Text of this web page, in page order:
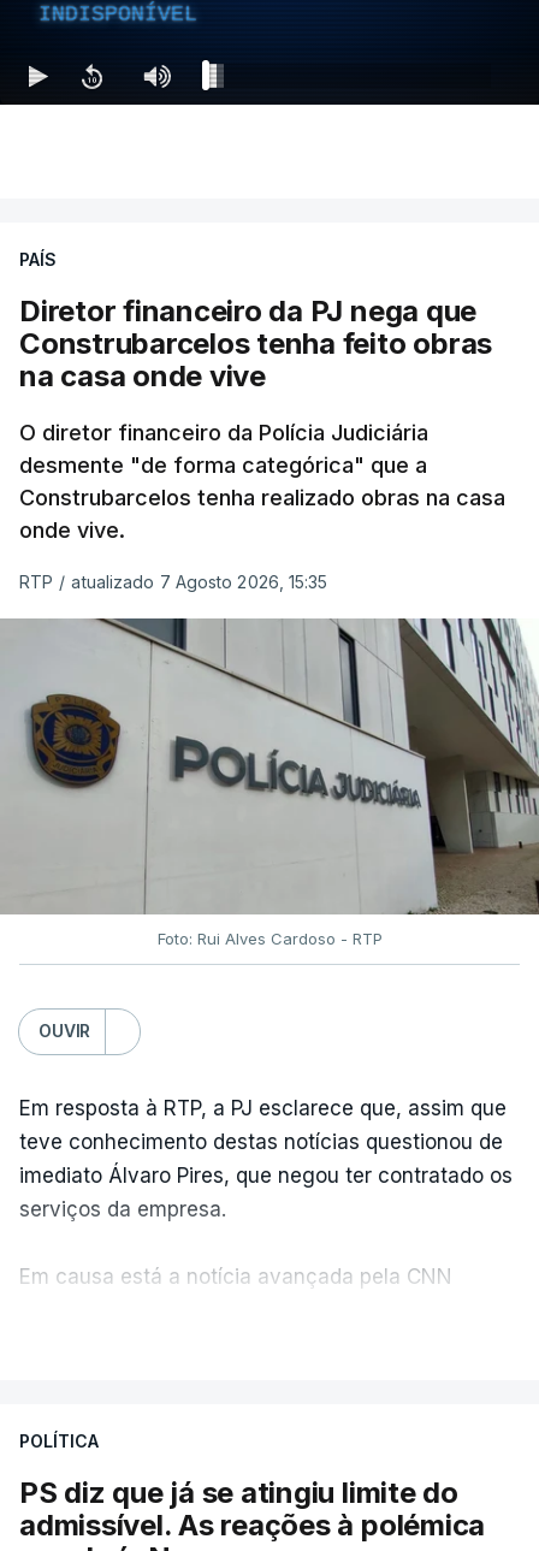
INDISPONÍVEL
PAÍS
Diretor financeiro da PJ nega que
Construbarcelos tenha feito obras
na casa onde vive
O diretor financeiro da Polícia Judiciária
desmente "de forma categórica" que a
Construbarcelos tenha realizado obras na casa
onde vive.
RTP / atualizado 7 Agosto 2026, 15:35
Foto: Rui Alves Cardoso - RTP
OUVIR
Em resposta à RTP, a PJ esclarece que, assim que
teve conhecimento destas notícias questionou de
imediato Álvaro Pires, que negou ter contratado os
serviços da empresa.
Em causa está a notícia avançada pela CNN
abertura de qualquer processo disciplinar, por não
ter qualquer elemento que indicie a realização
dessas obras.
POLÍTICA
PS diz que já se atingiu limite do
admissível. As reações à polémica